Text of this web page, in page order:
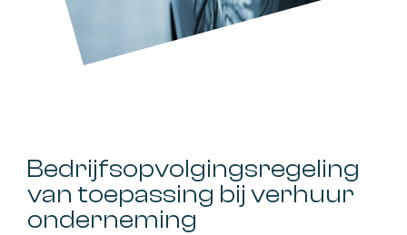
Bedrijfsopvolgingsregeling
van toepassing bij verhuur
onderneming